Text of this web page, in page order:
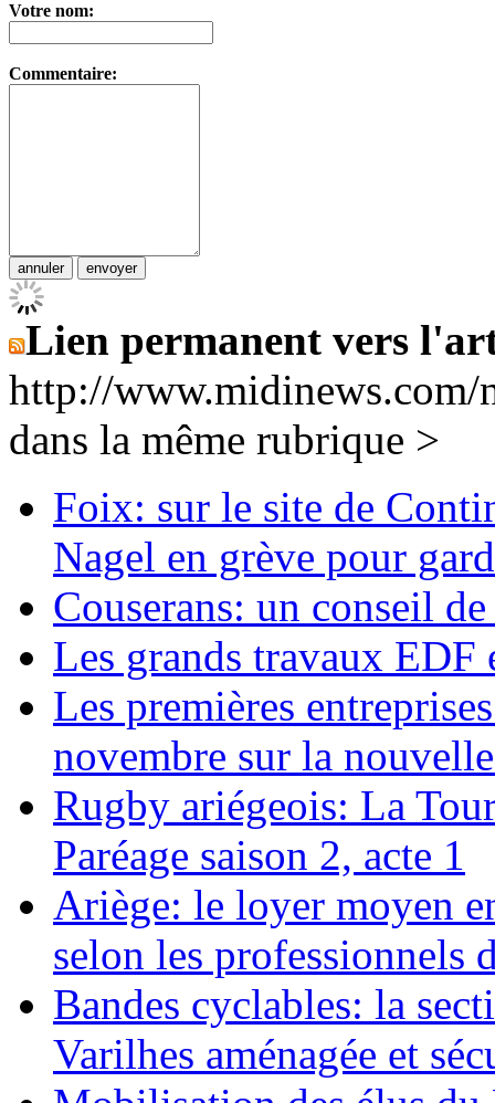
Votre nom:
Commentaire:
Lien permanent vers
http://www.midinews.com/
dans la même rubrique >
Foix: sur le site de
Nagel en grève pour
Couserans: un conseil
Les grands travaux EDF
Les premières
novembre sur la
Rugby ariégeois: La
Paréage saison 2, acte 1
Ariège: le loyer moyen
selon les professionnels
Bandes cyclables: la
Varilhes aménagée et